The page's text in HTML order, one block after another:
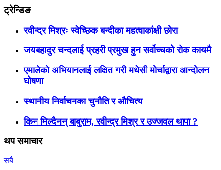
ट्रेन्डिङ
रवीन्द्र मिश्रः स्वेच्छिक बन्दीका महत्वाकांक्षी छोरा
जयबहादुर चन्दलाई प्रहरी प्रमुख हुन सर्वोच्चको रोक कायमै
एमालेको अभियानलाई लक्षित गरी मधेसी मोर्चाद्वारा आन्दोलन
घोषणा
स्थानीय निर्वाचनका चुनौति र औचित्य
किन मिल्दैनन् बाबुराम, रवीन्द्र मिश्र र उज्जवल थापा ?
थप समाचार
सबै